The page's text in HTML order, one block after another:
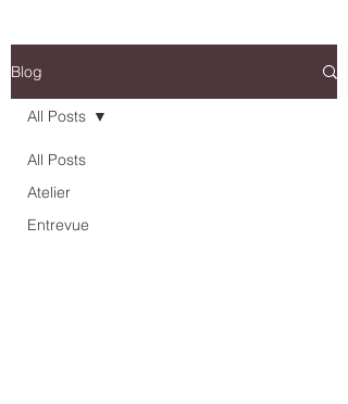
Blog
All Posts
Atelier
Entrevue
All Posts